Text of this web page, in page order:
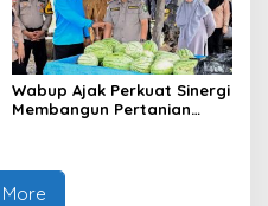
Wabup Ajak Perkuat Sinergi
Membangun Pertanian